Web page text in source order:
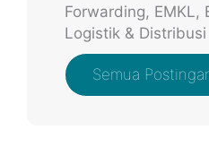
Forwarding, EMKL,
Logistik & Distribusi
Semua